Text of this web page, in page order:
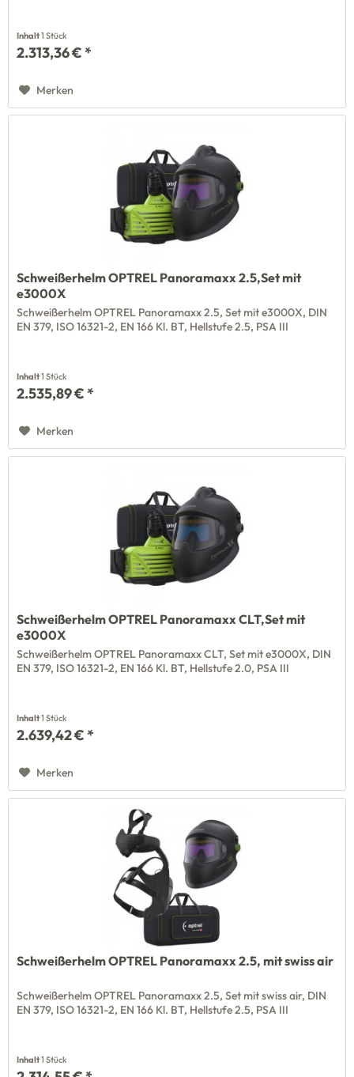
Inhalt1 Stück
2.313,36 € *
Merken
Schweißerhelm OPTREL Panoramaxx 2.5,Set mit
e3000X
Schweißerhelm OPTREL Panoramaxx 2.5, Set mit e3000X, DIN
EN 379, ISO 16321-2, EN 166 Kl. BT, Hellstufe 2.5, PSA III
Inhalt1 Stück
2.535,89 € *
Merken
Schweißerhelm OPTREL Panoramaxx CLT,Set mit
e3000X
Schweißerhelm OPTREL Panoramaxx CLT, Set mit e3000X, DIN
EN 379, ISO 16321-2, EN 166 Kl. BT, Hellstufe 2.0, PSA III
Inhalt1 Stück
2.639,42 € *
Merken
Schweißerhelm OPTREL Panoramaxx 2.5, mit swiss air
Schweißerhelm OPTREL Panoramaxx 2.5, Set mit swiss air, DIN
EN 379, ISO 16321-2, EN 166 Kl. BT, Hellstufe 2.5, PSA III
Inhalt1 Stück